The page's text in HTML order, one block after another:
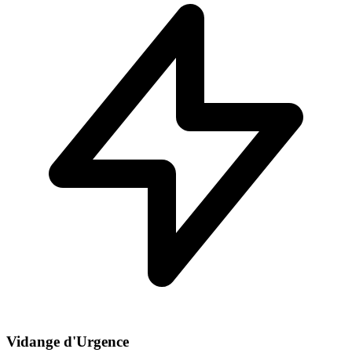
Vidange d'Urgence